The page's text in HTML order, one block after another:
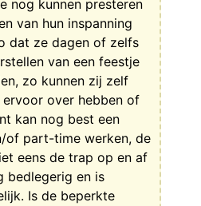
nog kunnen presteren
van hun inspanning
dat ze dagen of zelfs
van een feestje
zo kunnen zij zelf
over hebben of
kan nog best een
of part-time werken, de
eens de trap op en af
bedlegerig en is
Is de beperkte